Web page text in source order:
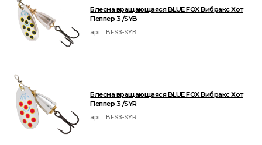
Блесна вращающаяся BLUE FOX Вибракс Хот
Пеппер 3 /SYB
арт.: BFS3-SYB
Блесна вращающаяся BLUE FOX Вибракс Хот
Пеппер 3 /SYR
арт.: BFS3-SYR